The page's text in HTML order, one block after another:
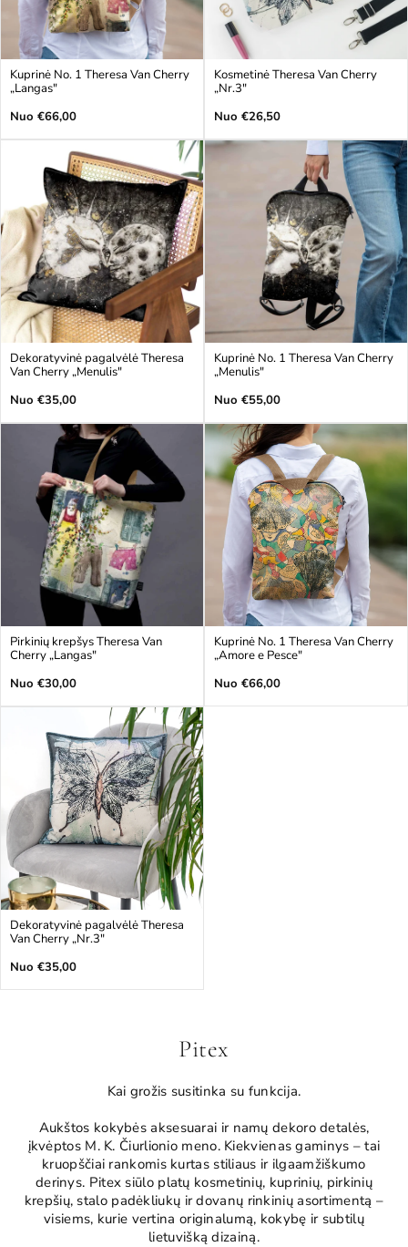
Kuprinė No. 1 Theresa Van Cherry
„Langas"
Įprasta
Nuo €66,00
Kosmetinė Theresa Van Cherry
„Nr.3"
Įprasta
Nuo €26,50
Dekoratyvinė pagalvėlė Theresa
Van Cherry „Menulis"
Įprasta
Nuo €35,00
Kuprinė No. 1 Theresa Van Cherry
„Menulis"
Įprasta
Nuo €55,00
Pirkinių krepšys Theresa Van
Cherry „Langas"
Įprasta
Nuo €30,00
Kuprinė No. 1 Theresa Van Cherry
„Amore e Pesce"
Įprasta
Nuo €66,00
Dekoratyvinė pagalvėlė Theresa
Van Cherry „Nr.3"
Įprasta
Nuo €35,00
Pitex
Kai grožis susitinka su funkcija.
Aukštos kokybės aksesuarai ir namų dekoro detalės,
įkvėptos M. K. Čiurlionio meno. Kiekvienas gaminys – tai
kruopščiai rankomis kurtas stiliaus ir ilgaamžiškumo
derinys. Pitex siūlo platų kosmetinių, kuprinių, pirkinių
krepšių, stalo padėkliukų ir dovanų rinkinių asortimentą –
visiems, kurie vertina originalumą, kokybę ir subtilų
lietuvišką dizainą.